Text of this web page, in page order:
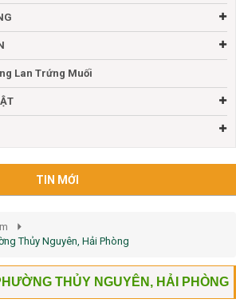
Lan Trứng Muối
TIN MỚI
Thủy Nguyên, Hải Phòng
THỦY NGUYÊN, HẢI PHÒNG